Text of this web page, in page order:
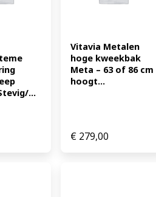
...
Vitavia Metalen
hoge kweekbak
Meta – 63 of 86 cm
hoogt...
€ 279,00